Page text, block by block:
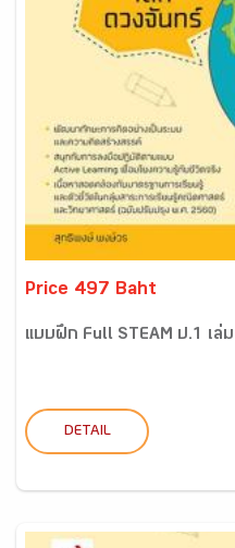
Price 497 Baht
แบบฝึก Full STEAM ป.1 เล่
DETAIL